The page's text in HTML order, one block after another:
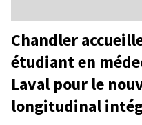
Chandler
étudiant en
Laval pour le
longitudinal